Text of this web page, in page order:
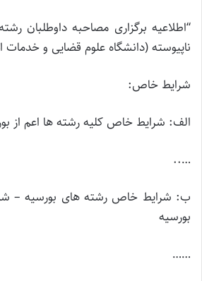
“اطلاعیه برگزاری مصاحبه داوطلبان
ناپیوسته (دانشگاه علوم قضایی و خدمات
شرایط خاص:
الف: شرایط خاص کلیه رشته ها اعم از
…..
ب: شرایط خاص رشته های بورسیه –
بورسیه
……